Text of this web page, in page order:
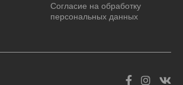
Согласие на обработку
персональных данных